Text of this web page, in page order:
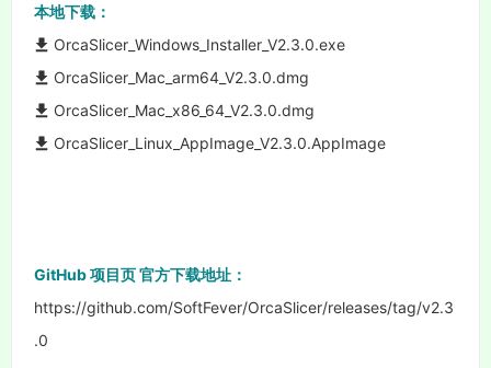
本地下载：
OrcaSlicer_Windows_Installer_V2.3.0.exe
OrcaSlicer_Mac_arm64_V2.3.0.dmg
OrcaSlicer_Mac_x86_64_V2.3.0.dmg
OrcaSlicer_Linux_AppImage_V2.3.0.AppImage
GitHub 项目页 官方下载地址：
https://github.com/SoftFever/OrcaSlicer/releases/tag/v2.3
.0